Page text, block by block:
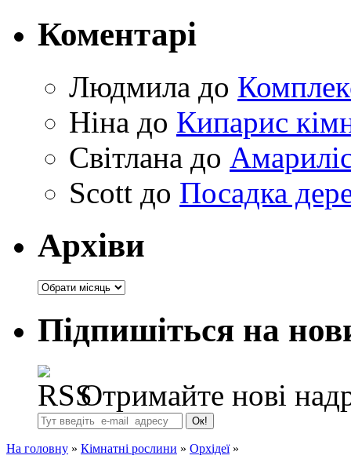
Коментарі
Людмила до
Ніна до Кипарис
Світлана до
Scott до Посадка
Архіви
Архіви
Підпишіться на
Отримайте нові
На головну » Кімнатні рослини » Орхідеї»